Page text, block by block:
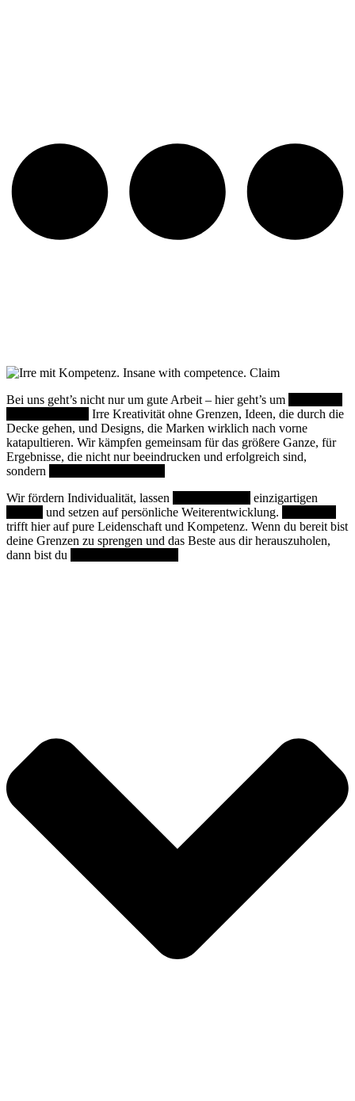
Bei uns geht’s nicht nur um gute Arbeit – hier geht’s um
Irre Kreativität ohne Grenzen, Ideen, die durch die
Decke gehen, und Designs, die Marken wirklich nach vorne
katapultieren. Wir kämpfen gemeinsam für das größere Ganze, für
Ergebnisse, die nicht nur beeindrucken und erfolgreich sind,
sondern
Wir fördern Individualität, lassen
einzigartigen
und setzen auf persönliche Weiterentwicklung.
trifft hier auf pure Leidenschaft und Kompetenz. Wenn du bereit bist
deine Grenzen zu sprengen und das Beste aus dir herauszuholen,
dann bist du